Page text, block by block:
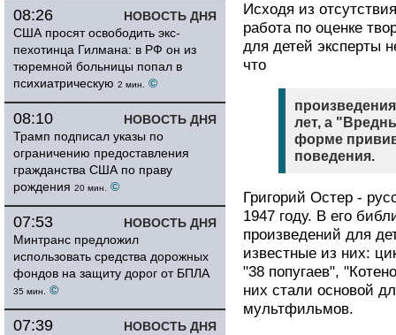
НОВОСТЬ ДНЯ
08:26
США просят освободить экс-
пехотинца Гилмана: в РФ он из
тюремной больницы попал в
психиатрическую 2 мин. ©
НОВОСТЬ ДНЯ
08:10
Трамп подписал указы по
ограничению предоставления
гражданства США по праву
рождения 20 мин. ©
НОВОСТЬ ДНЯ
07:53
Минтранс предложил
использовать средства дорожных
фондов на защиту дорог от БПЛА
35 мин. ©
НОВОСТЬ ДНЯ
07:39
Исходя из
работа по оценке
для детей эксперты
что
лет, а
форме
поведения.
Григорий Остер -
1947 году. В его
произведений для
известные из них:
"38 попугаев",
них стали основой
мультфильмов.